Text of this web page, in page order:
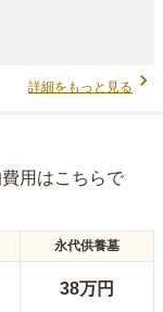
詳細をもっと見る
用はこちらで
永代供養墓
38万円